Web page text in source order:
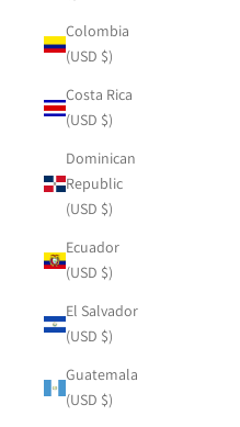
Colombia
(USD $)
Costa Rica
(USD $)
Dominican
Republic
(USD $)
Ecuador
(USD $)
El Salvador
(USD $)
Guatemala
(USD $)